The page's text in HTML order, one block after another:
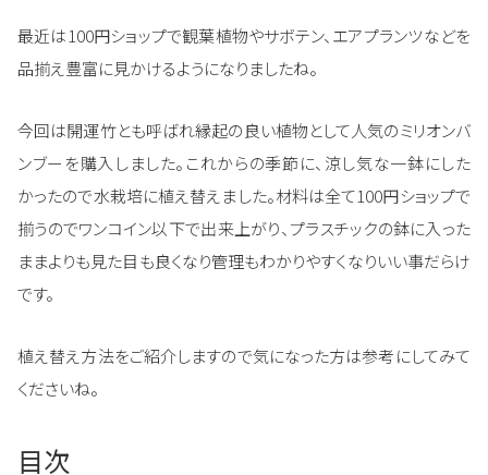
最近は100円ショップで観葉植物やサボテン、エアプランツなどを
品揃え豊富に見かけるようになりましたね。
今回は開運竹とも呼ばれ縁起の良い植物として人気のミリオンバ
ンブーを購入しました。これからの季節に、涼し気な一鉢にした
かったので水栽培に植え替えました。材料は全て100円ショップで
揃うのでワンコイン以下で出来上がり、プラスチックの鉢に入った
ままよりも見た目も良くなり管理もわかりやすくなりいい事だらけ
です。
植え替え方法をご紹介しますので気になった方は参考にしてみて
くださいね。
目次